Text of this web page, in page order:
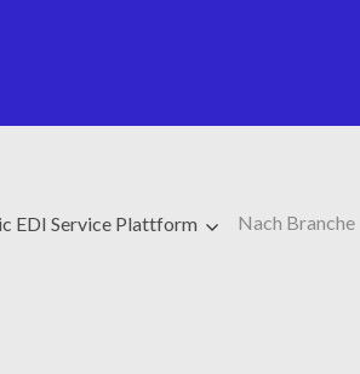
EDI Service Plattform Nach Branche